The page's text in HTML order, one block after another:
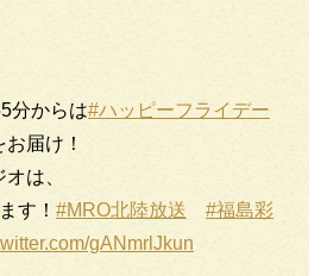
分からは#ハッピーフライデー
届け！
は、
す！ #MRO北陸放送
#福島彩
gANmrlJkun